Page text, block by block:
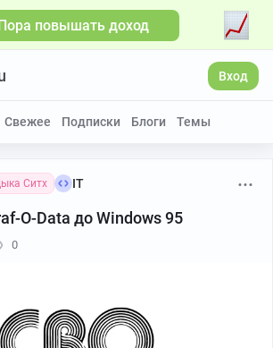
повышать доход
Вход
Свежее Подписки Блоги Темы
Ситх IT
O-Data до Windows 95
0
Больше видео